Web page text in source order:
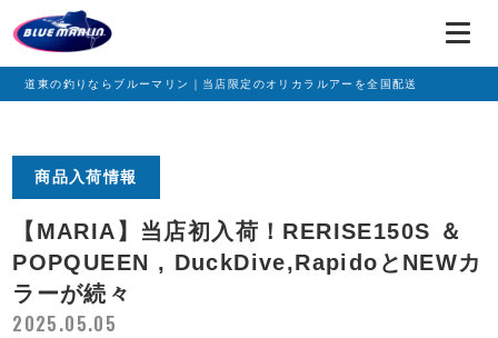
道東の釣りならブルーマリン｜当店限定のオリカラルアーを全国配送
商品入荷情報
【MARIA】当店初入荷！RERISE150S ＆
POPQUEEN , DuckDive,RapidoとNEWカ
ラーが続々
2025.05.05